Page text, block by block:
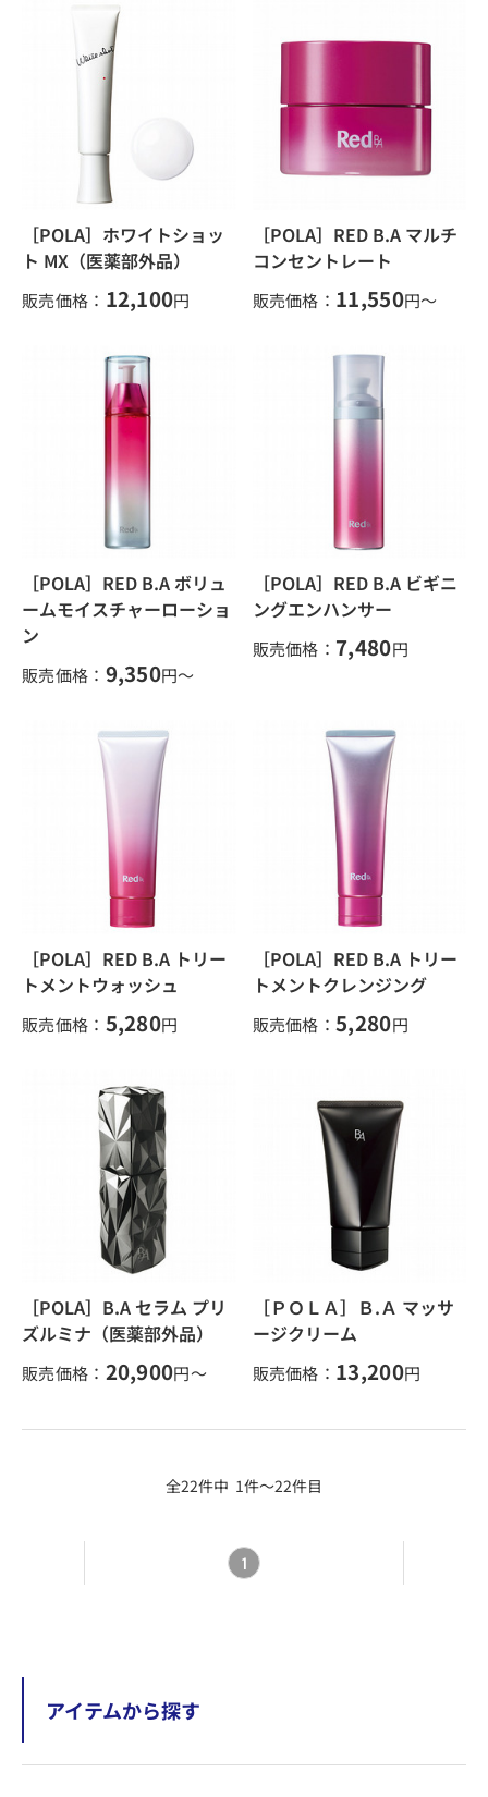
アイテムから探す
［POLA］ホワイトショッ
ト MX（医薬部外品）
販売価格： 12,100円
［POLA］RED B.A マルチ
コンセントレート
販売価格： 11,550円～
［POLA］RED B.A ボリュ
ームモイスチャーローショ
ン
販売価格： 9,350円～
［POLA］RED B.A ビギニ
ングエンハンサー
販売価格： 7,480円
［POLA］RED B.A トリー
トメントウォッシュ
販売価格： 5,280円
［POLA］RED B.A トリー
トメントクレンジング
販売価格： 5,280円
［POLA］B.A セラム プリ
ズルミナ（医薬部外品）
販売価格： 20,900円～
［ＰＯＬＡ］Ｂ.Ａ マッサ
ージクリーム
販売価格： 13,200円
全22件中 1件～22件目
1